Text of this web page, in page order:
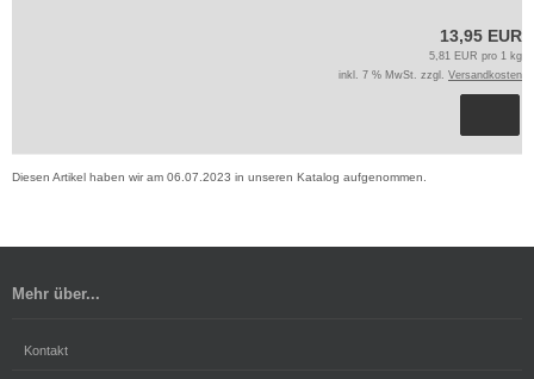
13,95 EUR
5,81 EUR pro 1 kg
inkl. 7 % MwSt. zzgl. Versandkosten
Diesen Artikel haben wir am 06.07.2023 in unseren Katalog aufgenommen.
Mehr über...
Kontakt